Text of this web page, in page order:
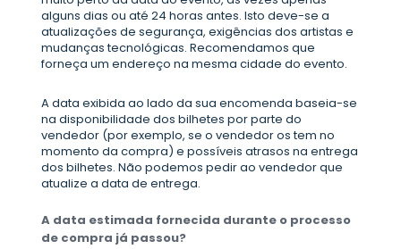
alguns dias ou até 24 horas antes. Isto deve-se a
atualizações de segurança, exigências dos artistas e
mudanças tecnológicas. Recomendamos que
forneça um endereço na mesma cidade do evento.
A data exibida ao lado da sua encomenda baseia-se
na disponibilidade dos bilhetes por parte do
vendedor (por exemplo, se o vendedor os tem no
momento da compra) e possíveis atrasos na entrega
dos bilhetes. Não podemos pedir ao vendedor que
atualize a data de entrega.
A data estimada fornecida durante o processo
de compra já passou?